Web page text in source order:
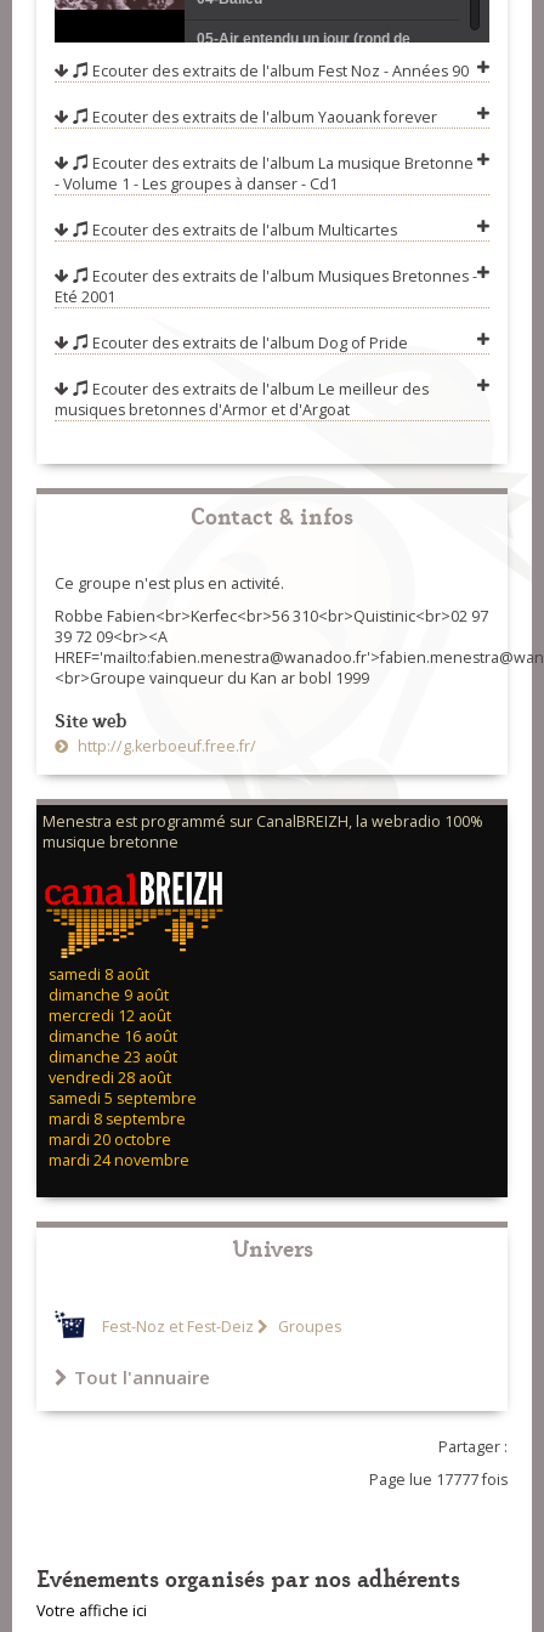
05-Air entendu un jour (rond de
Loudia)
06-Riquegnée
07-Slow reels
08-Le circareussien (cercle
circassien)
09-Under the sun (andro)
10-Vrp multicartes - Loudia take -
2004
11-La Beauceronne (valse)
3 temps)
13-Jolie Nanon (mélodie)
14-Kerlec 1, Kerlec 2, Kerlec 3
Ecouter des extraits de l'album Fest Noz - Années 90
Ecouter des extraits de l'album Yaouank forever
Ecouter des extraits de l'album La musique Bretonne
- Volume 1 - Les groupes à danser - Cd1
Ecouter des extraits de l'album Multicartes
Ecouter des extraits de l'album Musiques Bretonnes -
Eté 2001
Ecouter des extraits de l'album Dog of Pride
Ecouter des extraits de l'album Le meilleur des
musiques bretonnes d'Armor et d'Argoat
Contact & infos
Ce groupe n'est plus en activité.
Robbe Fabien<br>Kerfec<br>56 310<br>Quistinic<br>02 97
39 72 09<br><A
<br>Groupe vainqueur du Kan ar bobl 1999
Site web
http://g.kerboeuf.free.fr/
Menestra est programmé sur CanalBREIZH, la webradio 100%
musique bretonne
samedi 8 août
dimanche 9 août
mercredi 12 août
dimanche 16 août
dimanche 23 août
vendredi 28 août
samedi 5 septembre
mardi 8 septembre
mardi 20 octobre
mardi 24 novembre
Univers
Fest-Noz et Fest-Deiz Groupes
Tout l'annuaire
Partager :
Page lue 17777 fois
Evénements organisés par nos adhérents
Votre affiche ici